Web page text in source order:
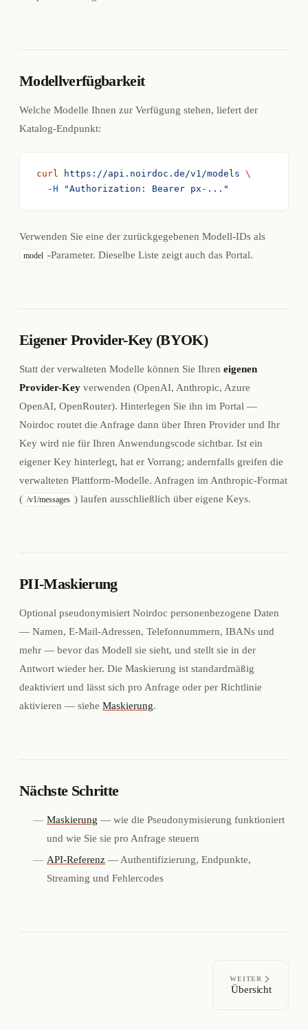
Modellverfügbarkeit
Welche Modelle Ihnen zur Verfügung stehen, liefert der
Katalog-Endpunkt:
curl https://api.noirdoc.de/v1/models \
  -H
"Authorization: Bearer px-..."
Verwenden Sie eine der zurückgegebenen Modell-IDs als
model -Parameter. Dieselbe Liste zeigt auch das Portal.
Eigener Provider-Key (BYOK)
Statt der verwalteten Modelle können Sie Ihren eigenen
Provider-Key verwenden (OpenAI, Anthropic, Azure
OpenAI, OpenRouter). Hinterlegen Sie ihn im Portal —
Noirdoc routet die Anfrage dann über Ihren Provider und Ihr
Key wird nie für Ihren Anwendungscode sichtbar. Ist ein
eigener Key hinterlegt, hat er Vorrang; andernfalls greifen die
verwalteten Plattform-Modelle. Anfragen im Anthropic-Format
( /v1/messages ) laufen ausschließlich über eigene Keys.
PII-Maskierung
Optional pseudonymisiert Noirdoc personenbezogene Daten
— Namen, E-Mail-Adressen, Telefonnummern, IBANs und
mehr — bevor das Modell sie sieht, und stellt sie in der
Antwort wieder her. Die Maskierung ist standardmäßig
deaktiviert und lässt sich pro Anfrage oder per Richtlinie
aktivieren — siehe Maskierung.
Nächste Schritte
Maskierung — wie die Pseudonymisierung funktioniert
und wie Sie sie pro Anfrage steuern
API-Referenz — Authentifizierung, Endpunkte,
Streaming und Fehlercodes
WEITER
Übersicht